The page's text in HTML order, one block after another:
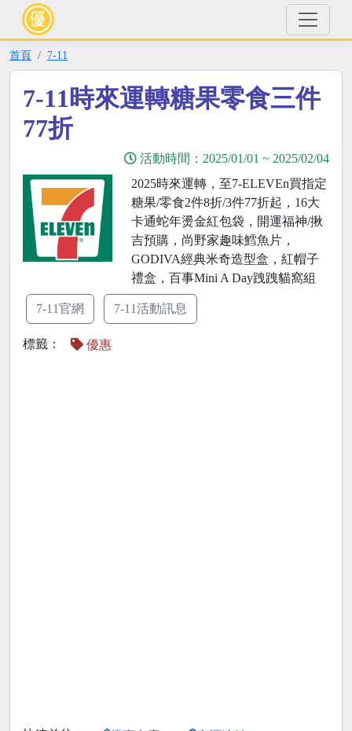
首頁 7-11
7-11時來運轉糖果零食三件
77折
活動時間： 2025/01/01 ~ 2025/02/04
2025時來運轉，至7-ELEVEn買指定
糖果/零食2件8折/3件77折起，16大
卡通蛇年燙金紅包袋，開運福神/揪
吉預購，尚野家趣味鱈魚片，
GODIVA經典米奇造型盒，紅帽子
禮盒，百事Mini A Day跩跩貓窩組
7-11官網 7-11活動訊息
標籤： 優惠